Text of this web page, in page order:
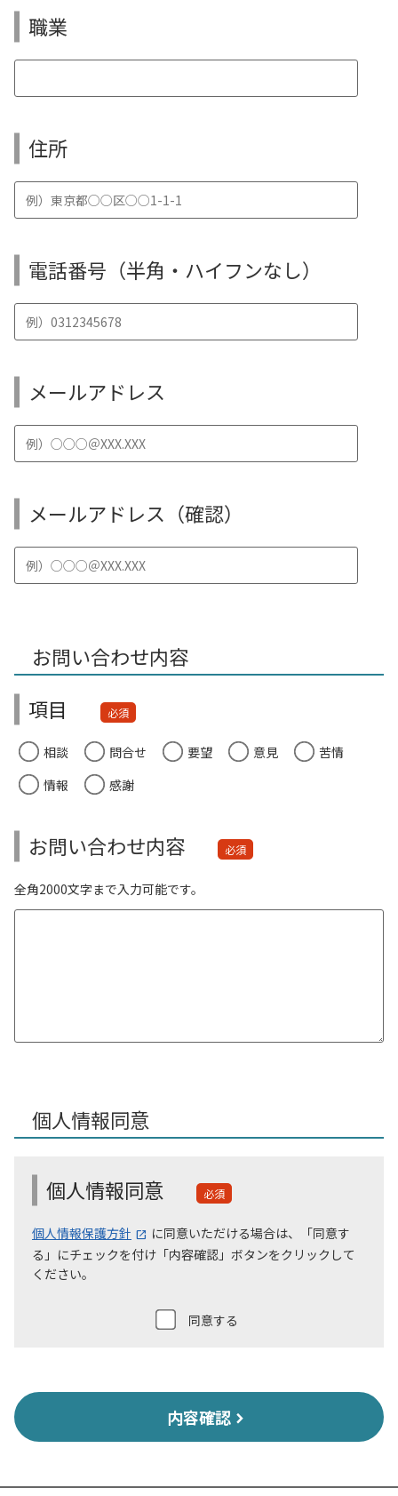
職業
住所
電話番号（半角・ハイフンなし）
メールアドレス
メールアドレス（確認）
お問い合わせ内容
必須
相談 問合せ 要望 意見
苦情
情報
感謝
お問い合わせ内容 必須
全角2000文字まで入力可能です。
個人情報同意
必須
個人情報保護方針
に同意いただける場合は、「同意す
る」にチェックを付け「内容確認」ボタンをクリックして
ください。
同意する
内容確認